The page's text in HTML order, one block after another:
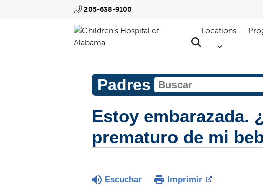
205-638-9100
Locations
Padres
Estoy embarazada.
prematuro de mi
Escuchar Imprimir